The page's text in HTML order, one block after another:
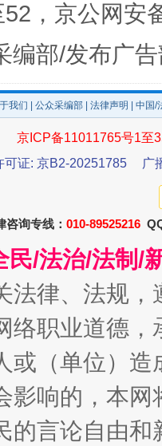
，京公网安
编部/发布广
我们 公众采编部 法律声明 | 中国
京ICP备11011765号1至
可证: 京B2-20251785
广
咨询专线： 010-89525216
民/法治/法制/
法律、法规
络职业道德
或（单位）
影响的，本
的言论自由